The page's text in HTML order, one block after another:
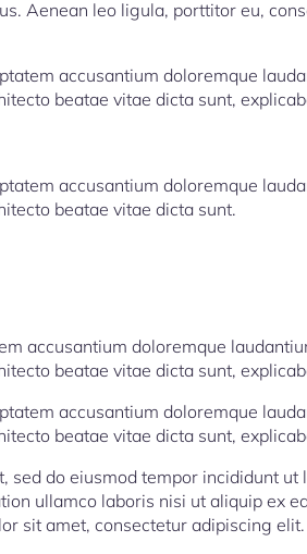
Aenean leo ligula, porttitor eu,
accusantium doloremque
beatae vitae dicta sunt,
accusantium doloremque
beatae vitae dicta sunt.
accusantium doloremque
beatae vitae dicta sunt,
accusantium doloremque
beatae vitae dicta sunt,
do eiusmod tempor incididunt ut
ullamco laboris nisi ut aliquip ex
sit amet, consectetur adipiscing elit.